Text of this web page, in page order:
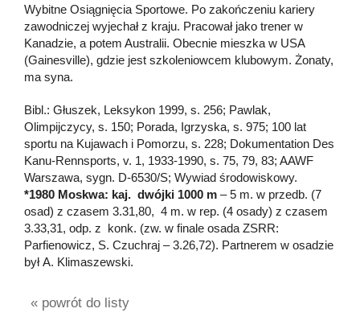
Wybitne Osiągnięcia Sportowe. Po zakończeniu kariery
zawodniczej wyjechał z kraju. Pracował jako trener w
Kanadzie, a potem Australii. Obecnie mieszka w USA
(Gainesville), gdzie jest szkoleniowcem klubowym. Żonaty,
ma syna.
Bibl.: Głuszek, Leksykon 1999, s. 256; Pawlak,
Olimpijczycy, s. 150; Porada, Igrzyska, s. 975; 100 lat
sportu na Kujawach i Pomorzu, s. 228; Dokumentation Des
Kanu-Rennsports, v. 1, 1933-1990, s. 75, 79, 83; AAWF
Warszawa, sygn. D-6530/S; Wywiad środowiskowy.
*1980 Moskwa: kaj. dwójki 1000 m – 5 m. w przedb. (7
osad) z czasem 3.31,80, 4 m. w rep. (4 osady) z czasem
3.33,31, odp. z konk. (zw. w finale osada ZSRR:
Parfienowicz, S. Czuchraj – 3.26,72). Partnerem w osadzie
był A. Klimaszewski.
« powrót do listy